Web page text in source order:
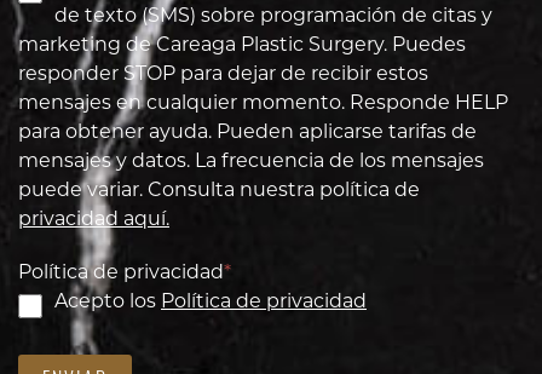
de texto (SMS) sobre programación de citas y
marketing de Careaga Plastic Surgery. Puedes
responder STOP para dejar de recibir estos
mensajes en cualquier momento. Responde HELP
para obtener ayuda. Pueden aplicarse tarifas de
mensajes y datos. La frecuencia de los mensajes
puede variar. Consulta nuestra política de
privacidad aquí.
Política de privacidad*
Acepto los Política de privacidad